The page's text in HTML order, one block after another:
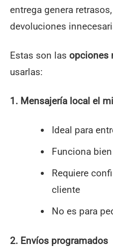
entrega genera
devoluciones
Estas son las opciones
usarlas:
1. Mensajería local el
Ideal para
Funciona
Requiere
cliente
No es para
2. Envíos programados